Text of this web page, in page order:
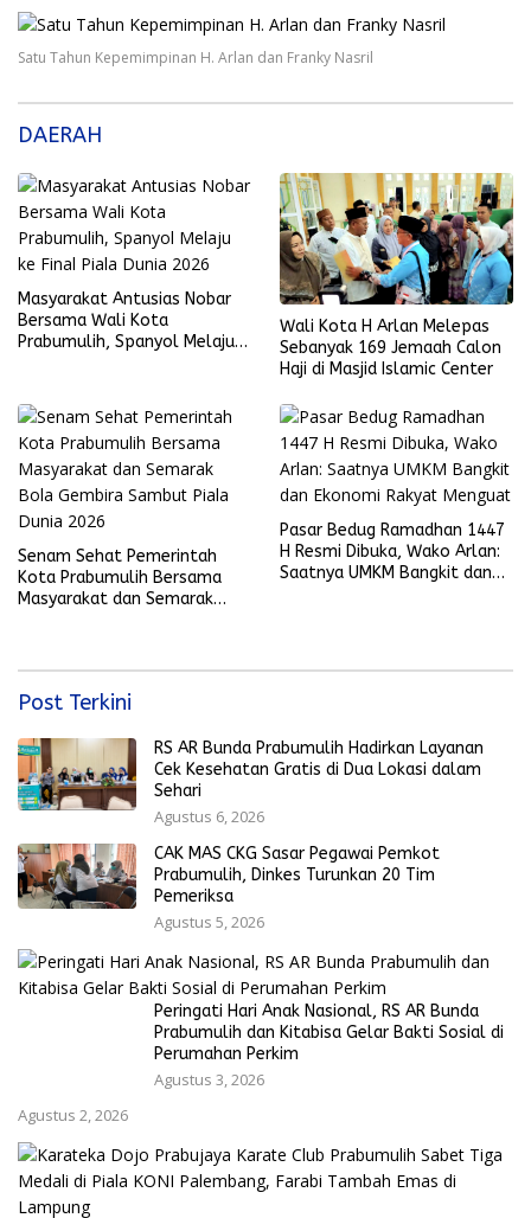
Satu Tahun Kepemimpinan H. Arlan dan Franky Nasril
DAERAH
Masyarakat Antusias Nobar
Bersama Wali Kota
Prabumulih, Spanyol Melaju
Wali Kota H Arlan Melepas
Sebanyak 169 Jemaah Calon
Haji di Masjid Islamic Center
Senam Sehat Pemerintah
Kota Prabumulih Bersama
Masyarakat dan Semarak
Pasar Bedug Ramadhan 1447
H Resmi Dibuka, Wako Arlan:
Saatnya UMKM Bangkit dan
Post Terkini
RS AR Bunda Prabumulih Hadirkan Layanan
Cek Kesehatan Gratis di Dua Lokasi dalam
Sehari
Agustus 6, 2026
CAK MAS CKG Sasar Pegawai Pemkot
Prabumulih, Dinkes Turunkan 20 Tim
Pemeriksa
Agustus 5, 2026
Peringati Hari Anak Nasional, RS AR Bunda
Prabumulih dan Kitabisa Gelar Bakti Sosial di
Perumahan Perkim
Agustus 3, 2026
Agustus 2, 2026